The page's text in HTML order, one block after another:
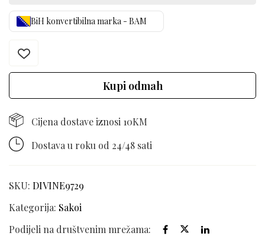
BiH konvertibilna marka - BAM
Kupi odmah
Cijena dostave iznosi 10KM
Dostava u roku od 24/48 sati
SKU: DIVINE9729
Kategorija: Sakoi
Podijeli na društvenim mrežama: